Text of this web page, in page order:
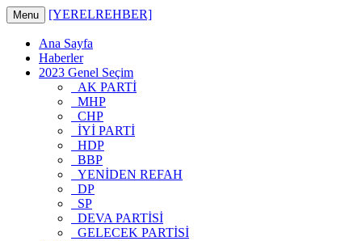
Menu [YERELREHBER]
Ana Sayfa
Haberler
2023 Genel Seçim
AK PARTİ
MHP
CHP
İYİ PARTİ
HDP
BBP
YENİDEN REFAH
DP
SP
DEVA PARTİSİ
GELECEK PARTİSİ